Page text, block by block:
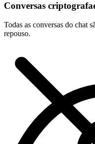
Conversas
Todas as conversas do chat
repouso.